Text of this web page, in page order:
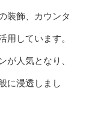
装飾、カウンタ
用しています。
が人気となり、
に浸透しまし